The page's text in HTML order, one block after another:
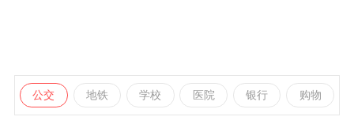
公交 地铁 学校 医院 银行 购物